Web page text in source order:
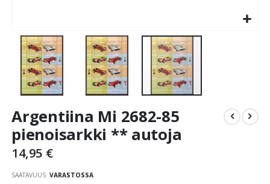
to
beginning
of
images
Argentiina Mi 2682-85
pienoisarkki ** autoja
14,95 €
SAATAVUUS: VARASTOSSA